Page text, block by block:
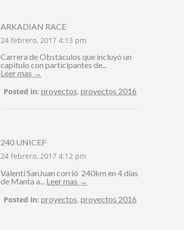
ARKADIAN RACE
24 febrero, 2017 4:13 pm
Carrera de Obstáculos que incluyó un
capítulo con participantes de...
Leer mas →
Posted in: proyectos, proyectos 2016
240 UNICEF
24 febrero, 2017 4:12 pm
Valentí SanJuan corrió 240km en 4 días
de Manta a... Leer mas →
Posted in: proyectos, proyectos 2016